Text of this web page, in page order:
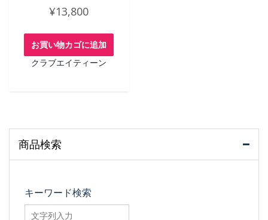
¥13,800
お買い物カゴに追加
クラブエイティーン
商品検索
キーワード検索
searchfilter_pro